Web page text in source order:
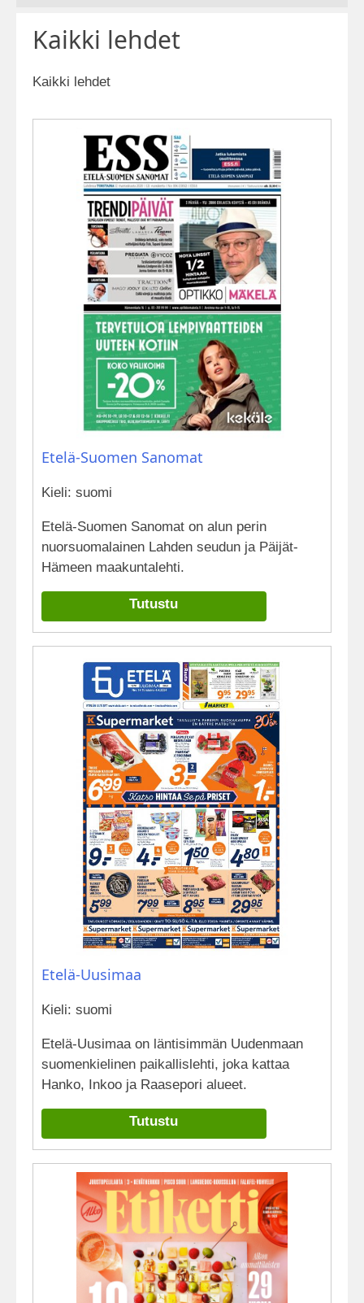
Kaikki lehdet
Kaikki lehdet
Etelä-Suomen Sanomat
Kieli: suomi
Etelä-Suomen Sanomat on alun perin
nuorsuomalainen Lahden seudun ja Päijät-
Hämeen maakuntalehti.
Tutustu
Etelä-Uusimaa
Kieli: suomi
Etelä-Uusimaa on läntisimmän Uudenmaan
suomenkielinen paikallislehti, joka kattaa
Hanko, Inkoo ja Raasepori alueet.
Tutustu